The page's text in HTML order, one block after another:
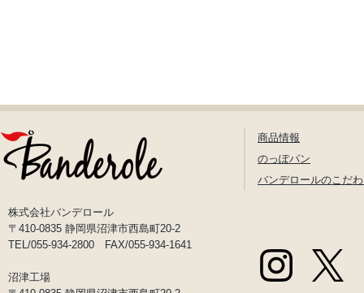
株式会社バンデロール
〒410-0835 静岡県沼津市西島町20-2
TEL/055-934-2800 FAX/055-934-1641
沼津工場
商品情報
のっぽパン
バンデロールのこだ